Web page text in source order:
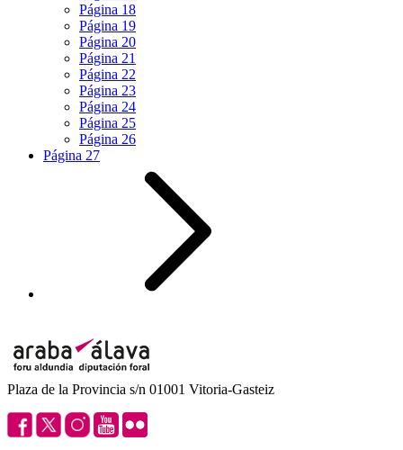
Página 18
Página 19
Página 20
Página 21
Página 22
Página 23
Página 24
Página 25
Página 26
Página 27
Plaza de la Provincia s/n 01001 Vitoria-Gasteiz